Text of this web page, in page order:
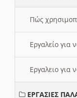
Πώς
Εργαλείο για
Εργαλειο για
ΕΡΓΑΣΙΕΣ